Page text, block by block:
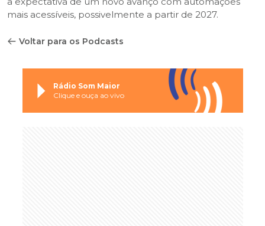
mais acessíveis, possivelmente a partir de 2027.
Voltar para os Podcasts
Rádio Som Maior
Clique e ouça ao vivo